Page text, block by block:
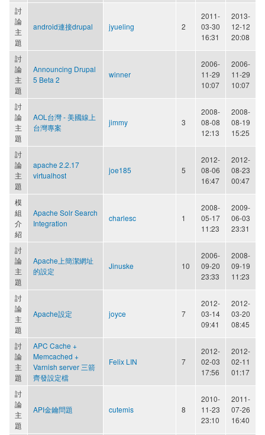
討
論
主
題
android連接drupal jyueling 2
2011-
03-30
16:31
2013-
12-12
20:08
討
論
主
題
Announcing Drupal
5 Beta 2
winner
2006-
11-29
10:07
2006-
11-29
10:07
討
論
主
題
AOL台灣 - 美國線上
台灣專案
jimmy 3
2008-
08-08
12:13
2008-
08-19
15:25
討
論
主
題
apache 2.2.17
virtualhost
joe185 5
2012-
08-06
16:47
2012-
08-23
00:47
模
組
介
紹
Apache Solr Search
Integration
charlesc 1
2008-
05-17
11:23
2009-
06-03
23:31
討
論
主
題
Apache上簡潔網址
的設定
Jinuske 10
2006-
09-20
23:33
2008-
09-19
11:23
討
論
主
題
Apache設定 joyce 7
2012-
03-14
09:41
2012-
03-20
08:45
討
論
主
題
APC Cache +
Memcached +
Varnish server 三箭
齊發設定檔
Felix LIN 7
2012-
02-03
17:56
2012-
02-11
01:17
討
論
主
題
API金鑰問題 cutemis 8
2010-
11-23
23:10
2011-
07-26
16:40